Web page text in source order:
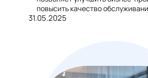
повысить качество
31.05.2025